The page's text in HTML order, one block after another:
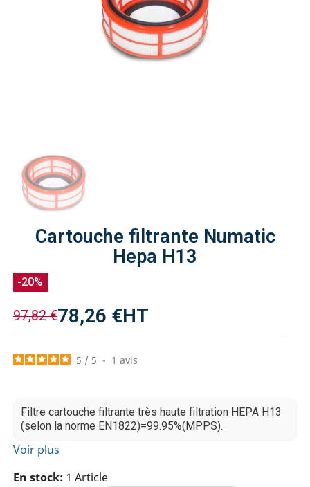
Cartouche filtrante Numatic
Hepa H13
-20%
97,82 €78,26 €HT
5 / 5 - 1 avis
Filtre cartouche filtrante très haute filtration HEPA H13
(selon la norme EN1822)=99.95%(MPPS).
Voir plus
En stock 1 Article